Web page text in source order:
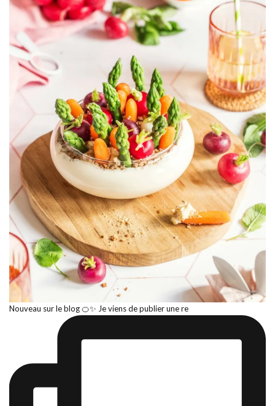
Nouveau sur le blog 🍊✨ Je viens de publier une re